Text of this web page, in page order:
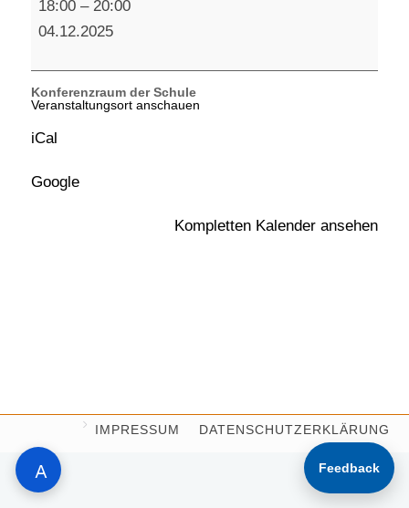
A
18:00 –20:00
04.12.2025
Konferenzraum der Schule
Veranstaltungsort anschauen
iCal
Google
Kompletten Kalender ansehen
IMPRESSUM DATENSCHUTZERKLÄRUNG
KONTAKT
Feedback